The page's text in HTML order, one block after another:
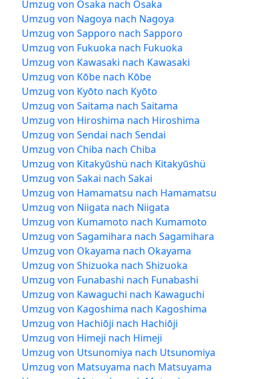
Umzug von Osaka nach Osaka
Umzug von Nagoya nach Nagoya
Umzug von Sapporo nach Sapporo
Umzug von Fukuoka nach Fukuoka
Umzug von Kawasaki nach Kawasaki
Umzug von Kōbe nach Kōbe
Umzug von Kyōto nach Kyōto
Umzug von Saitama nach Saitama
Umzug von Hiroshima nach Hiroshima
Umzug von Sendai nach Sendai
Umzug von Chiba nach Chiba
Umzug von Kitakyūshü nach Kitakyūshü
Umzug von Sakai nach Sakai
Umzug von Hamamatsu nach Hamamatsu
Umzug von Niigata nach Niigata
Umzug von Kumamoto nach Kumamoto
Umzug von Sagamihara nach Sagamihara
Umzug von Okayama nach Okayama
Umzug von Shizuoka nach Shizuoka
Umzug von Funabashi nach Funabashi
Umzug von Kawaguchi nach Kawaguchi
Umzug von Kagoshima nach Kagoshima
Umzug von Hachiōji nach Hachiōji
Umzug von Himeji nach Himeji
Umzug von Utsunomiya nach Utsunomiya
Umzug von Matsuyama nach Matsuyama